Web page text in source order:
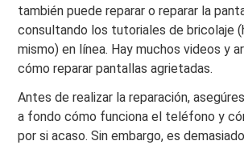
también puede reparar o reparar la
consultando los tutoriales de bricolaje
mismo) en línea. Hay muchos videos y
cómo reparar pantallas agrietadas.
Antes de realizar la reparación,
a fondo cómo funciona el teléfono y
por si acaso. Sin embargo, es